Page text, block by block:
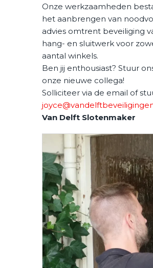
Onze werkzaamheden
het aanbrengen van
advies omtrent beveiliging
hang- en sluitwerk voor
aantal winkels.
Ben jij enthousiast? Stuur
onze nieuwe collega!
Solliciteer via de email of
Van Delft Slotenmaker